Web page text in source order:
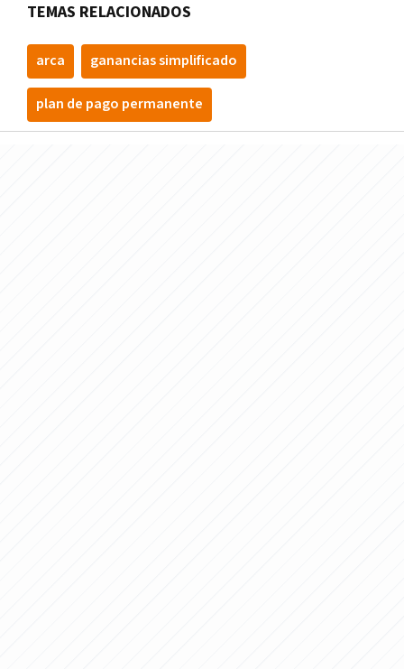
TEMAS RELACIONADOS
arca ganancias simplificado
plan de pago permanente